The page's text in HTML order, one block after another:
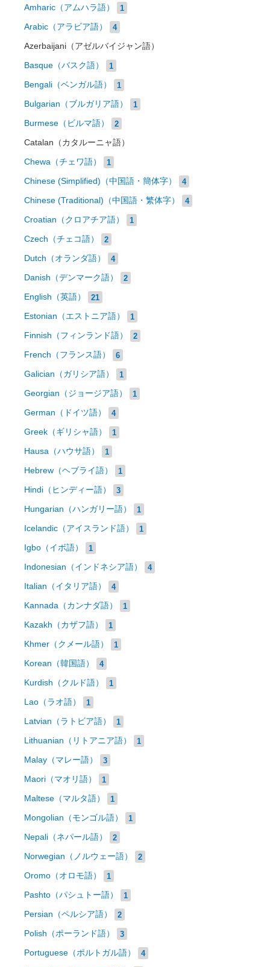
Amharic（アムハラ語） 1
Arabic（アラビア語） 4
Azerbaijani（アゼルバイジャン語）
Basque（バスク語） 1
Bengali（ベンガル語） 1
Bulgarian（ブルガリア語） 1
Burmese（ビルマ語） 2
Catalan（カタルーニャ語）
Chewa（チェワ語） 1
Chinese (Simplified)（中国語・簡体字） 4
Chinese (Traditional)（中国語・繁体字） 4
Croatian（クロアチア語） 1
Czech（チェコ語） 2
Dutch（オランダ語） 4
Danish（デンマーク語） 2
English（英語） 21
Estonian（エストニア語） 1
Finnish（フィンランド語） 2
French（フランス語） 6
Galician（ガリシア語） 1
Georgian（ジョージア語） 1
German（ドイツ語） 4
Greek（ギリシャ語） 1
Hausa（ハウサ語） 1
Hebrew（ヘブライ語） 1
Hindi（ヒンディー語） 3
Hungarian（ハンガリー語） 1
Icelandic（アイスランド語） 1
Igbo（イボ語） 1
Indonesian（インドネシア語） 4
Italian（イタリア語） 4
Kannada（カンナダ語） 1
Kazakh（カザフ語） 1
Khmer（クメール語） 1
Korean（韓国語） 4
Kurdish（クルド語） 1
Lao（ラオ語） 1
Latvian（ラトビア語） 1
Lithuanian（リトアニア語） 1
Malay（マレー語） 3
Maori（マオリ語） 1
Maltese（マルタ語） 1
Mongolian（モンゴル語） 1
Nepali（ネパール語） 2
Norwegian（ノルウェー語） 2
Oromo（オロモ語） 1
Pashto（パシュトー語） 1
Persian（ペルシア語） 2
Polish（ポーランド語） 3
Portuguese（ポルトガル語） 4